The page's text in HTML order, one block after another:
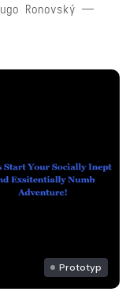
Ronovský —
Prototyp